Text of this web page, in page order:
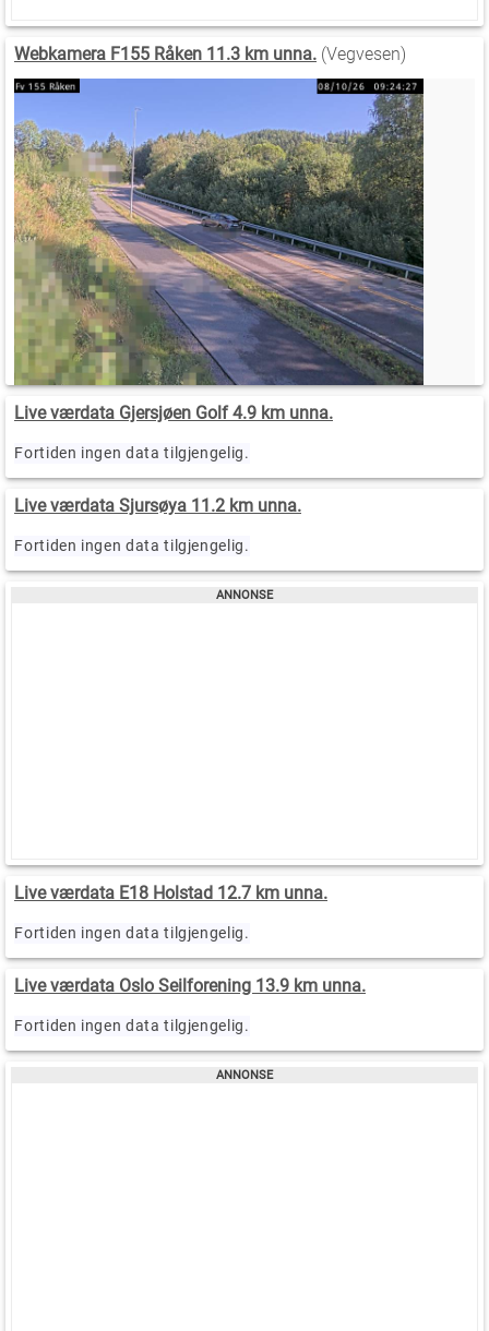
Webkamera F155 Råken 11.3 km unna. (Vegvesen)
Live værdata Gjersjøen Golf 4.9 km unna.
Fortiden ingen data tilgjengelig.
Live værdata Sjursøya 11.2 km unna.
Fortiden ingen data tilgjengelig.
Live værdata E18 Holstad 12.7 km unna.
Fortiden ingen data tilgjengelig.
Live værdata Oslo Seilforening 13.9 km unna.
Fortiden ingen data tilgjengelig.